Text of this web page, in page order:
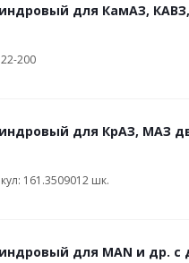
для КамАЗ,
200
для КрАЗ, МАЗ
161.3509012 шк.
для MAN и др. с